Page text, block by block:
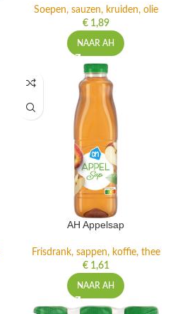
Soepen, sauzen, kruiden, olie
€1,89
NAAR AH
AH Appelsap
Frisdrank, sappen, koffie, thee
€1,61
NAAR AH